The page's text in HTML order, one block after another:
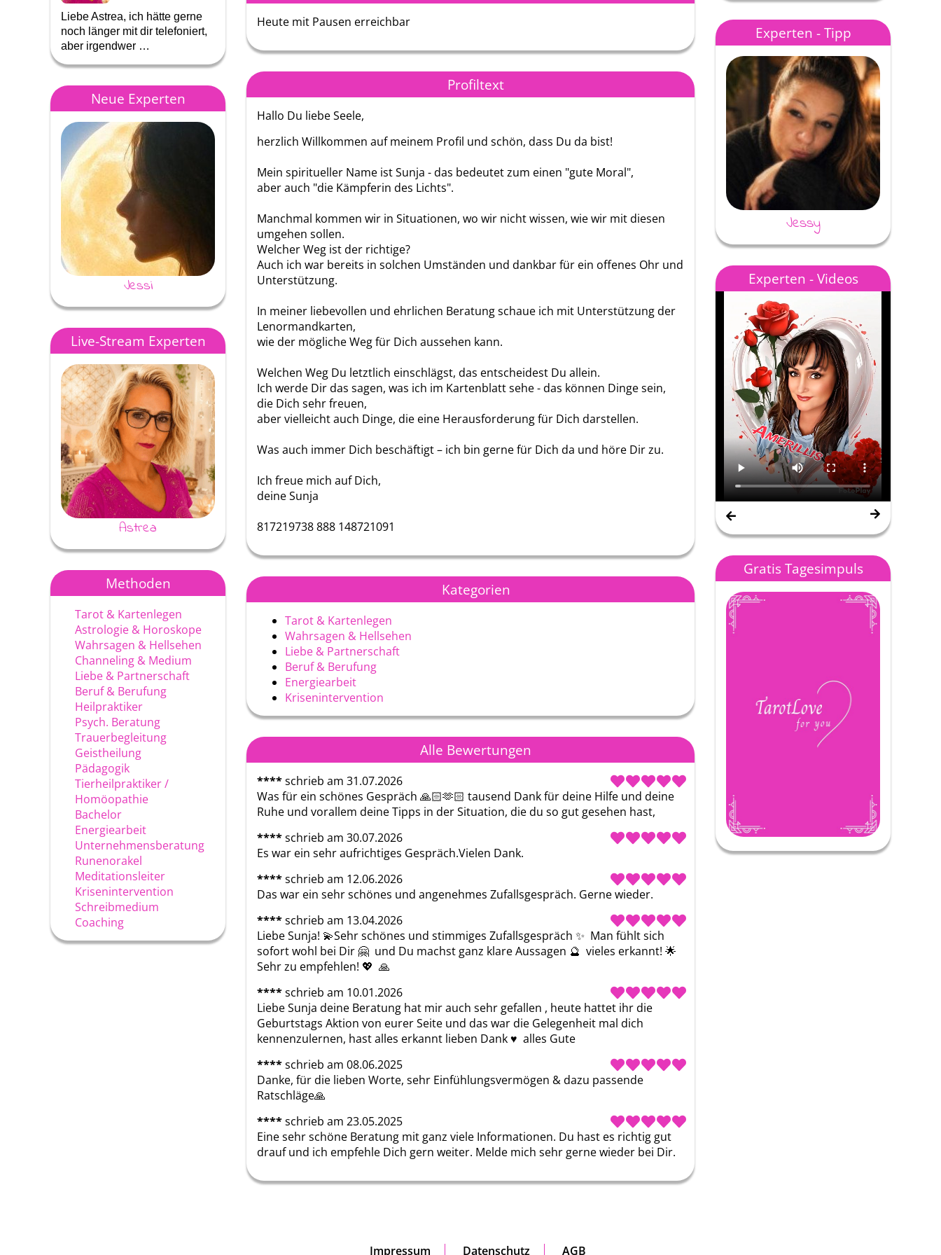
Liebe Astrea, ich hätte gerne
noch länger mit dir telefoniert,
aber irgendwer …
Ich kann Dir nur immer danken
wenn es mir nicht gut …
Danke dir für deine liebevolle
Für mich wie immer die beste
auf Erden 💕💕💕
alles du bist die
wann man mit dir r…
Neue Experten
Jessi Moira Marie
Live-Stream Experten
Astrea Ayke Nana Gipsy Spirit
Methoden
Tarot & Kartenlegen
Astrologie & Horoskope
Wahrsagen & Hellsehen
Channeling & Medium
Liebe & Partnerschaft
Beruf & Berufung
Heilpraktiker
Psych. Beratung
Trauerbegleitung
Geistheilung
Pädagogik
Tierheilpraktiker /
Homöopathie
Bachelor
Energiearbeit
Unternehmensberatung
Runenorakel
Meditationsleiter
Krisenintervention
Schreibmedium
Coaching
Heute mit Pausen erreichbar
Profiltext
Hallo Du liebe Seele,
herzlich Willkommen auf meinem Profil und schön, dass Du da bist!
Mein spiritueller Name ist Sunja - das bedeutet zum einen "gute Moral",
aber auch "die Kämpferin des Lichts".
Manchmal kommen wir in Situationen, wo wir nicht wissen, wie wir mit diesen
umgehen sollen.
Welcher Weg ist der richtige?
Auch ich war bereits in solchen Umständen und dankbar für ein offenes Ohr und
Unterstützung.
In meiner liebevollen und ehrlichen Beratung schaue ich mit Unterstützung der
Lenormandkarten,
wie der mögliche Weg für Dich aussehen kann.
Welchen Weg Du letztlich einschlägst, das entscheidest Du allein.
Ich werde Dir das sagen, was ich im Kartenblatt sehe - das können Dinge sein,
die Dich sehr freuen,
aber vielleicht auch Dinge, die eine Herausforderung für Dich darstellen.
Was auch immer Dich beschäftigt – ich bin gerne für Dich da und höre Dir zu.
Ich freue mich auf Dich,
deine Sunja
817219738 888 148721091
Kategorien
Tarot & Kartenlegen
Wahrsagen & Hellsehen
Liebe & Partnerschaft
Beruf & Berufung
Energiearbeit
Krisenintervention
Alle Bewertungen
****schrieb am 31.07.2026
Was für ein schönes Gespräch 🙏🏻🫶🏻 tausend Dank für deine Hilfe und deine
Ruhe und vorallem deine Tipps in der Situation, die du so gut gesehen hast,
****schrieb am 30.07.2026
Es war ein sehr aufrichtiges Gespräch.Vielen Dank.
****schrieb am 12.06.2026
Das war ein sehr schönes und angenehmes Zufallsgespräch. Gerne wieder.
****schrieb am 13.04.2026
Liebe Sunja! 💫Sehr schönes und stimmiges Zufallsgespräch ✨  Man fühlt sich
sofort wohl bei Dir 🤗  und Du machst ganz klare Aussagen 🔮  vieles erkannt! 🌟
Sehr zu empfehlen! 💖  🙏
****schrieb am 10.01.2026
Liebe Sunja deine Beratung hat mir auch sehr gefallen , heute hattet ihr die
Geburtstags Aktion von eurer Seite und das war die Gelegenheit mal dich
kennenzulernen, hast alles erkannt lieben Dank ♥ ️ alles Gute
****schrieb am 08.06.2025
Danke, für die lieben Worte, sehr Einfühlungsvermögen & dazu passende
Ratschläge🙏
****schrieb am 23.05.2025
Eine sehr schöne Beratung mit ganz viele Informationen. Du hast es richtig gut
drauf und ich empfehle Dich gern weiter. Melde mich sehr gerne wieder bei Dir.
Experten - Tipp
Jessy
Experten - Videos
Gratis Tagesimpuls
Impressum Datenschutz AGB